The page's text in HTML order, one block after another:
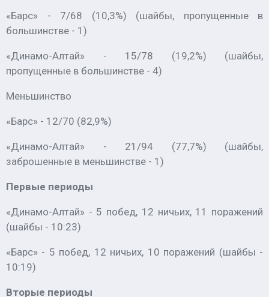
«Барс» - 7/68 (10,3%) (шайбы, пропущенные в
большинстве - 1)
«Динамо-Алтай» - 15/78 (19,2%) (шайбы,
пропущенные в большинстве - 4)
Меньшинство
«Барс» - 12/70 (82,9%)
«Динамо-Алтай» - 21/94 (77,7%) (шайбы,
заброшенные в меньшинстве - 1)
Первые периоды
«Динамо-Алтай» - 5 побед, 12 ничьих, 11 поражений
(шайбы - 10:23)
«Барс» - 5 побед, 12 ничьих, 10 поражений (шайбы -
10:19)
Вторые периоды